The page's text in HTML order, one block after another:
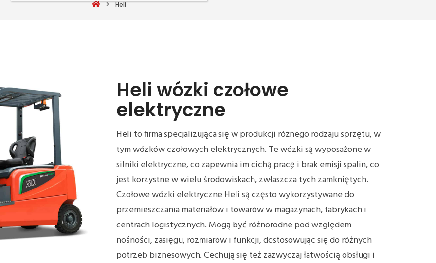
Heli
Heli wózki czołowe
elektryczne
Heli to firma specjalizująca się w produkcji różnego rodzaju sprzętu, w
tym wózków czołowych elektrycznych. Te wózki są wyposażone w
silniki elektryczne, co zapewnia im cichą pracę i brak emisji spalin, co
jest korzystne w wielu środowiskach, zwłaszcza tych zamkniętych.
Czołowe wózki elektryczne Heli są często wykorzystywane do
przemieszczania materiałów i towarów w magazynach, fabrykach i
centrach logistycznych. Mogą być różnorodne pod względem
nośności, zasięgu, rozmiarów i funkcji, dostosowując się do różnych
potrzeb biznesowych. Cechują się też zazwyczaj łatwością obsługi i